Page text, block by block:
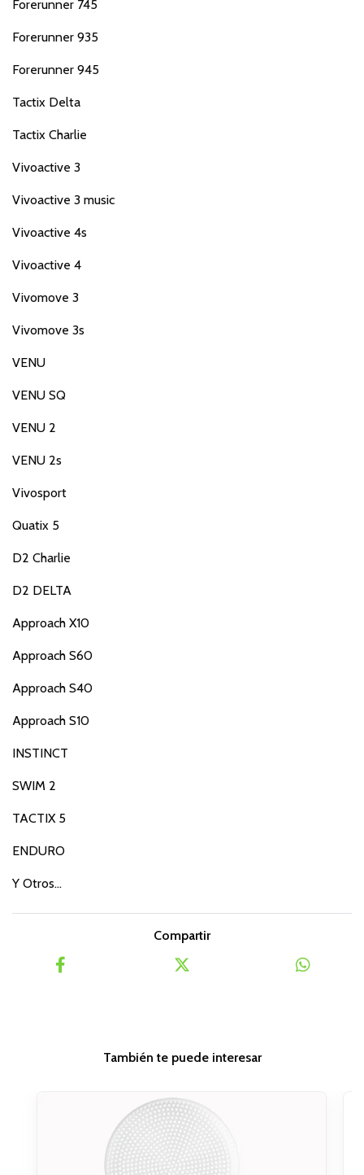
Forerunner 745
Forerunner 935
Forerunner 945
Tactix Delta
Tactix Charlie
Vivoactive 3
Vivoactive 3 music
Vivoactive 4s
Vivoactive 4
Vivomove 3
Vivomove 3s
VENU
VENU SQ
VENU 2
VENU 2s
Vivosport
Quatix 5
D2 Charlie
D2 DELTA
Approach X10
Approach S60
Approach S40
Approach S10
INSTINCT
SWIM 2
TACTIX 5
ENDURO
Y Otros...
Compartir
También te puede interesar